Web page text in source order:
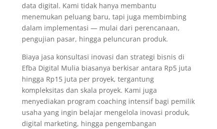
data digital. Kami tidak hanya membantu
menemukan peluang baru, tapi juga membimbing
dalam implementasi — mulai dari perencanaan,
pengujian pasar, hingga peluncuran produk.
Biaya jasa konsultasi inovasi dan strategi bisnis di
Efba Digital Mulia biasanya berkisar antara Rp5 juta
hingga Rp15 juta per proyek, tergantung
kompleksitas dan skala proyek. Kami juga
menyediakan program coaching intensif bagi pemilik
usaha yang ingin belajar mengelola inovasi produk,
digital marketing, hingga pengembangan